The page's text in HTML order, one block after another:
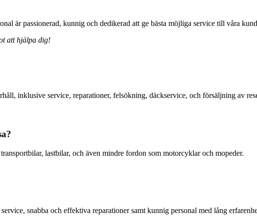
är passionerad, kunnig och dedikerad att ge bästa möjliga service till våra
att hjälpa dig!
inklusive service, reparationer, felsökning, däckservice, och försäljning av
lastbilar, och även mindre fordon som motorcyklar och mopeder.
snabba och effektiva reparationer samt kunnig personal med lång